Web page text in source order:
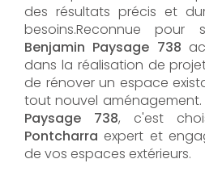
des résultats précis et
besoins.Reconnue pour
Benjamin Paysage 738
dans la réalisation de
de rénover un espace
tout nouvel aménagement.
Paysage 738, c'est
Pontcharra expert et
de vos espaces extérieurs.